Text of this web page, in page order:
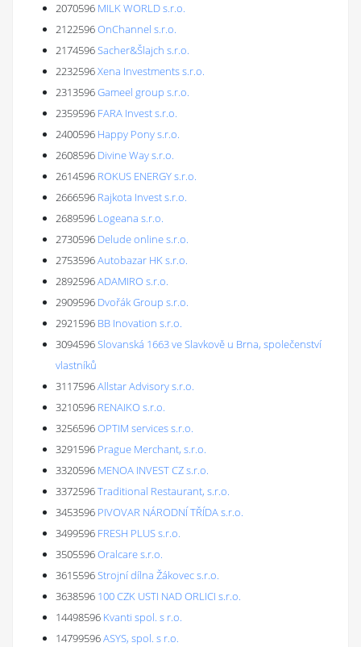
2070596 MILK WORLD s.r.o.
2122596OnChannel s.r.o.
2174596Sacher&Šlajch s.r.o.
2232596Xena Investments s.r.o.
2313596Gameel group s.r.o.
2359596 FARA Invest s.r.o.
2400596 Happy Pony s.r.o.
2608596 Divine Way s.r.o.
2614596 ROKUS ENERGY s.r.o.
2666596 Rajkota Invest s.r.o.
2689596 Logeana s.r.o.
2730596 Delude online s.r.o.
2753596Autobazar HK s.r.o.
2892596ADAMIRO s.r.o.
2909596 Dvořák Group s.r.o.
2921596 BB Inovation s.r.o.
3094596Slovanská 1663 ve Slavkově u Brna, společenství
vlastníků
3117596Allstar Advisory s.r.o.
3210596 RENAIKO s.r.o.
3256596OPTIM services s.r.o.
3291596 Prague Merchant, s.r.o.
3320596 MENOA INVEST CZ s.r.o.
3372596Traditional Restaurant, s.r.o.
3453596 PIVOVAR NÁRODNÍ TŘÍDA s.r.o.
3499596 FRESH PLUS s.r.o.
3505596Oralcare s.r.o.
3615596Strojní dílna Žákovec s.r.o.
3638596 100 CZK USTI NAD ORLICI s.r.o.
14498596 Kvanti spol. s r.o.
14799596ASYS, spol. s r.o.